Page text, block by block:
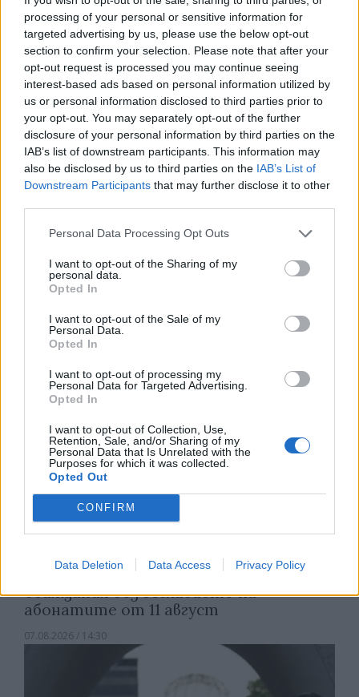
processing of your personal or sensitive information for
targeted advertising by us, please use the below opt-out
section to confirm your selection. Please note that after your
opt-out request is processed you may continue seeing
interest-based ads based on personal information utilized by
us or personal information disclosed to third parties prior to
your opt-out. You may separately opt-out of the further
disclosure of your personal information by third parties on the
IAB’s list of downstream participants. This information may
also be disclosed by us to third parties on the IAB’s List of
Downstream Participants that may further disclose it to other
Personal Data Processing Opt Outs
I want to opt-out of the Sharing of my
personal data.
Opted In
I want to opt-out of the Sale of my
Personal Data.
Opted In
I want to opt-out of processing my
Personal Data for Targeted Advertising.
Opted In
I want to opt-out of Collection, Use,
Retention, Sale, and/or Sharing of my
Personal Data that Is Unrelated with the
Purposes for which it was collected.
Opted Out
CONFIRM
Data Deletion Data Access Privacy Policy
създаде нови жизнеспособни вируси
07.08.2026 / 15:30
Астронавти на NASA излязоха в
открития космос
07.08.2026 / 15:00
Франция ще забрани рекламните
обаждания без съгласието на
абонатите от 11 август
07.08.2026 / 14:30